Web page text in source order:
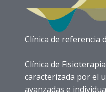
Clínica de referencia
Clínica de
caracterizada por el
avanzadas e